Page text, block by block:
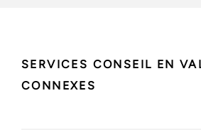
SERVICES CONSEIL EN
CONNEXES